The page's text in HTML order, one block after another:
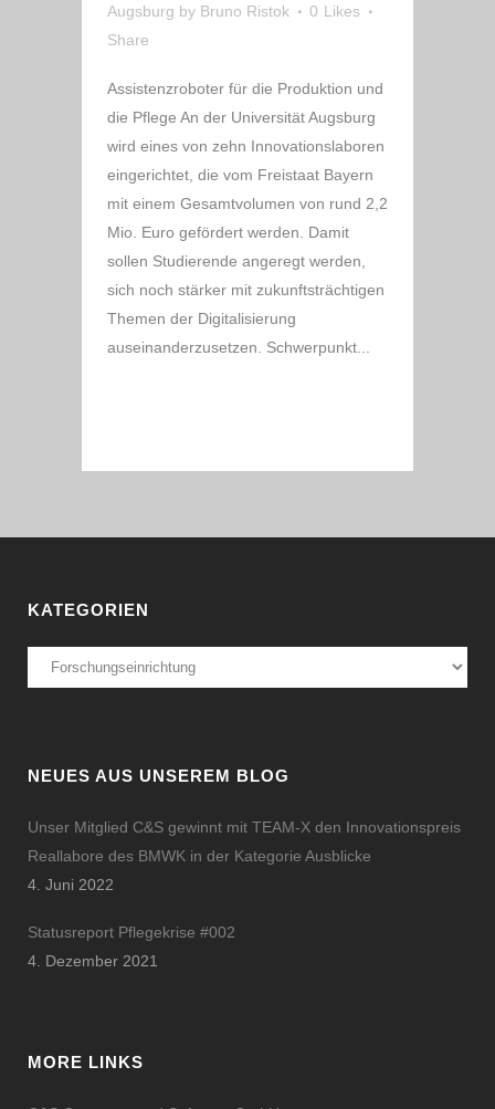
Augsburg by Bruno Ristok 0 Likes
Share
Assistenzroboter für die Produktion und
die Pflege An der Universität Augsburg
wird eines von zehn Innovationslaboren
eingerichtet, die vom Freistaat Bayern
mit einem Gesamtvolumen von rund 2,2
Mio. Euro gefördert werden. Damit
sollen Studierende angeregt werden,
sich noch stärker mit zukunftsträchtigen
Themen der Digitalisierung
auseinanderzusetzen. Schwerpunkt...
KATEGORIEN
Kategorien
NEUES AUS UNSEREM BLOG
Unser Mitglied C&S gewinnt mit TEAM-X den Innovationspreis
Reallabore des BMWK in der Kategorie Ausblicke
4. Juni 2022
Statusreport Pflegekrise #002
4. Dezember 2021
MORE LINKS